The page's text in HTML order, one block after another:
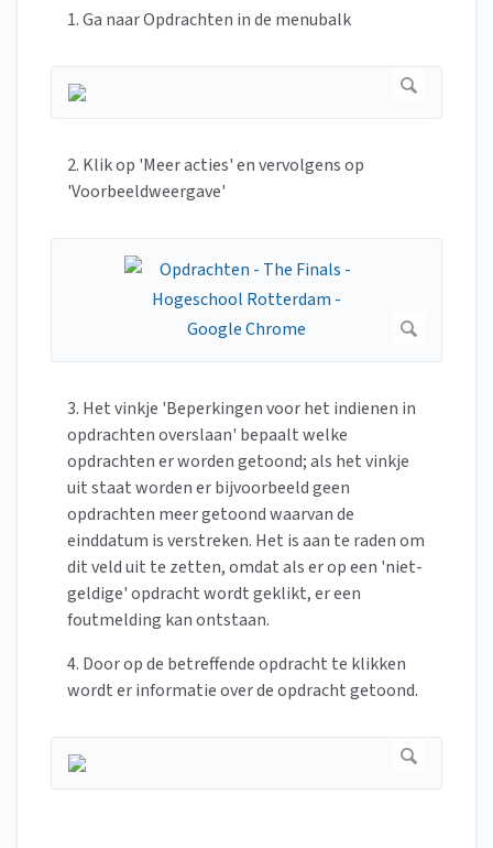
1. Ga naar Opdrachten in de menubalk
2. Klik op 'Meer acties' en vervolgens op
'Voorbeeldweergave'
3. Het vinkje 'Beperkingen voor het indienen in
opdrachten overslaan' bepaalt welke
opdrachten er worden getoond; als het vinkje
uit staat worden er bijvoorbeeld geen
opdrachten meer getoond waarvan de
einddatum is verstreken. Het is aan te raden om
dit veld uit te zetten, omdat als er op een 'niet-
geldige' opdracht wordt geklikt, er een
foutmelding kan ontstaan.
4. Door op de betreffende opdracht te klikken
wordt er informatie over de opdracht getoond.